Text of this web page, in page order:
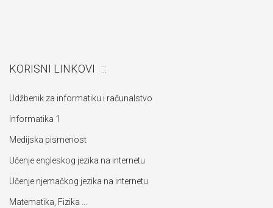
KORISNI LINKOVI
Udžbenik za informatiku i računalstvo
Informatika 1
Medijska pismenost
Učenje engleskog jezika na internetu
Učenje njemačkog jezika na internetu
Matematika, Fizika …